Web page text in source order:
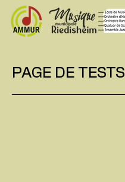
PAGE DE TESTS